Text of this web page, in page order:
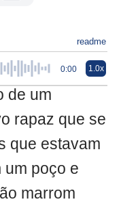
readme
0:00 1.0x
de um
rapaz que se
que estavam
um poço e
marrom